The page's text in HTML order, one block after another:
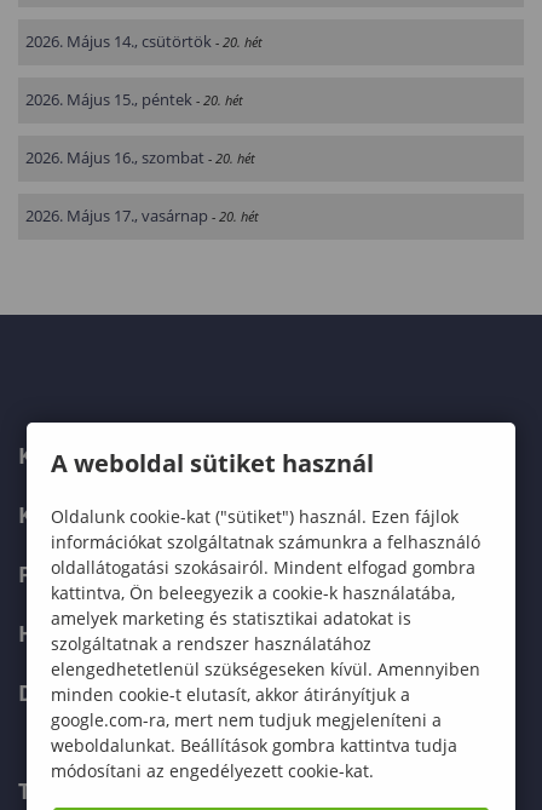
2026. Május 14., csütörtök - 20. hét
2026. Május 15., péntek - 20. hét
2026. Május 16., szombat - 20. hét
2026. Május 17., vasárnap - 20. hét
KARUNK
KÉPZÉSEK
FELVÉTELIZŐKNEK
HALLGATÓKNAK
DOKTORI ISKOLA
TELEFONKÖNYV
A weboldal sütiket használ
Oldalunk cookie-kat ("sütiket") használ. Ezen fájlok
információkat szolgáltatnak számunkra a felhasználó
oldallátogatási szokásairól. Mindent elfogad gombra
kattintva, Ön beleegyezik a cookie-k használatába,
amelyek marketing és statisztikai adatokat is
szolgáltatnak a rendszer használatához
elengedhetetlenül szükségeseken kívül. Amennyiben
minden cookie-t elutasít, akkor átirányítjuk a
google.com-ra, mert nem tudjuk megjeleníteni a
weboldalunkat. Beállítások gombra kattintva tudja
módosítani az engedélyezett cookie-kat.